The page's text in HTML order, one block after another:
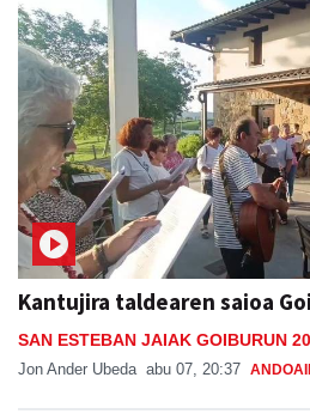
Kantujira taldearen saioa
SAN ESTEBAN JAIAK GOIBURUN
Jon Ander Ubeda abu 07, 20:37